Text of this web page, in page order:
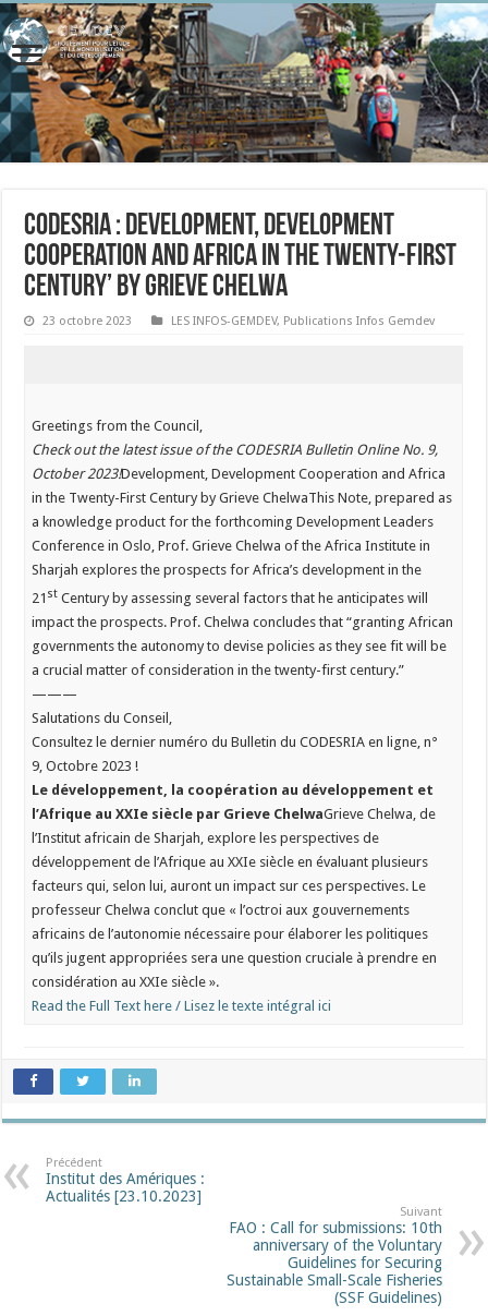
CODESRIA : Development, Development
Cooperation and Africa in the Twenty-first
Century’ by Grieve Chelwa
23 octobre 2023 LES INFOS-GEMDEV, Publications Infos Gemdev
Greetings from the Council,
Check out the latest issue of the CODESRIA Bulletin Online No. 9,
October 2023!Development, Development Cooperation and Africa
in the Twenty-First Century by Grieve ChelwaThis Note, prepared as
a knowledge product for the forthcoming Development Leaders
Conference in Oslo, Prof. Grieve Chelwa of the Africa Institute in
Sharjah explores the prospects for Africa’s development in the
21 st Century by assessing several factors that he anticipates will
impact the prospects. Prof. Chelwa concludes that “granting African
governments the autonomy to devise policies as they see fit will be
a crucial matter of consideration in the twenty-first century.”
———
Salutations du Conseil,
Consultez le dernier numéro du Bulletin du CODESRIA en ligne, n°
9, Octobre 2023 !
Le développement, la coopération au développement et
l’Afrique au XXIe siècle par Grieve ChelwaGrieve Chelwa, de
l’Institut africain de Sharjah, explore les perspectives de
développement de l’Afrique au XXIe siècle en évaluant plusieurs
facteurs qui, selon lui, auront un impact sur ces perspectives. Le
professeur Chelwa conclut que « l’octroi aux gouvernements
africains de l’autonomie nécessaire pour élaborer les politiques
qu’ils jugent appropriées sera une question cruciale à prendre en
considération au XXIe siècle ».
Read the Full Text here / Lisez le texte intégral ici
Précédent
Institut des Amériques :
Actualités [23.10.2023]
Suivant
FAO : Call for submissions: 10th
anniversary of the Voluntary
Guidelines for Securing
Sustainable Small-Scale Fisheries
(SSF Guidelines)